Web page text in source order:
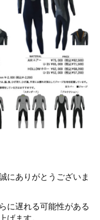
にありがとうございま
に遅れる可能性がある